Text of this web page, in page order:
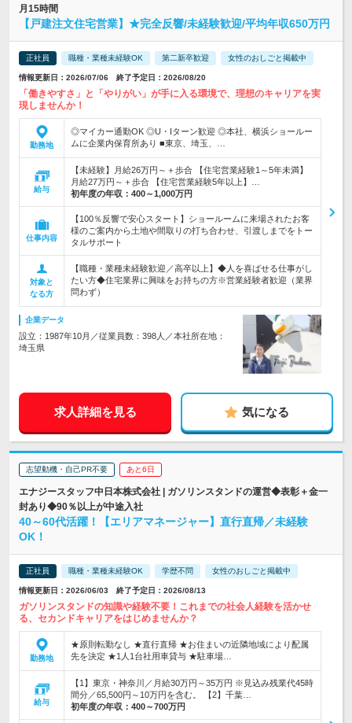
月15時間
【戸建注文住宅営業】★完全反響/未経験歓迎/平均年収650万円
正社員 職種・業種未経験OK 第二新卒歓迎 女性のおしごと掲載中
情報更新日：2026/07/06 終了予定日：2026/08/20
「働きやすさ」と「やりがい」が手に入る環境で、理想のキャリアを実
現しませんか！
勤務地
◎マイカー通勤OK ◎U・Iターン歓迎 ◎本社、横浜ショールー
ムに企業内保育所あり ■東京、埼玉、…
給与
【未経験】月給26万円～＋歩合 【住宅営業経験1～5年未満】
月給27万円～＋歩合 【住宅営業経験5年以上】…
初年度の年収： 400～1,000万円
仕事内容
【100％反響で安心スタート】ショールームに来場されたお客
様のご案内から土地や間取りの打ち合わせ、引渡しまでをトー
タルサポート
対象と
なる方
【職種・業種未経験歓迎／高卒以上】◆人を喜ばせる仕事がし
たい方◆住宅業界に興味をお持ちの方※営業経験者歓迎（業界
問わず）
企業データ
設立：1987年10月／従業員数：398人／本社所在地：
埼玉県
求人詳細を見る 気になる
志望動機・自己PR不要 あと6日
エナジースタッフ中日本株式会社 | ガソリンスタンドの運営◆表彰＋金一
封あり◆90％以上が中途入社
40～60代活躍！【エリアマネージャー】直行直帰／未経験
OK！
正社員 職種・業種未経験OK 学歴不問 女性のおしごと掲載中
情報更新日：2026/06/03 終了予定日：2026/08/13
ガソリンスタンドの知識や経験不要！これまでの社会人経験を活かせ
る、セカンドキャリアをはじめませんか？
勤務地
★原則転勤なし ★直行直帰 ★お住まいの近隣地域により配属
先を決定 ★1人1台社用車貸与 ★駐車場…
給与
【1】東京・神奈川／月給30万円～35万円 ※見込み残業代45時
間分／65,500円～10万円を含む。 【2】千葉…
初年度の年収： 400～700万円